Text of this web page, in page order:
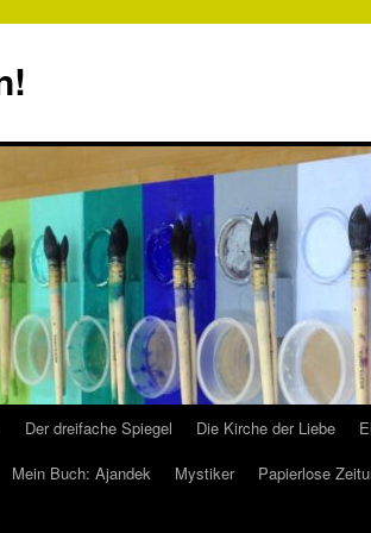
Der dreifache Spiegel Die Kirche der Liebe
Mein Buch: Ajandek Mystiker Papierlose